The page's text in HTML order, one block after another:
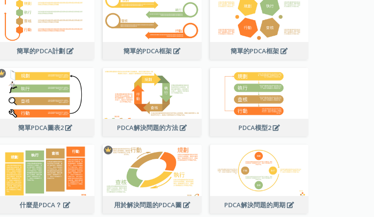
簡單的PDCA計劃 簡單的PDCA框架 簡單的PDCA框架
簡單PDCA圖表2 PDCA解決問題的方法 PDCA模型2
什麼是PDCA？ 用於解決問題的PDCA圖 PDCA解決問題的周期